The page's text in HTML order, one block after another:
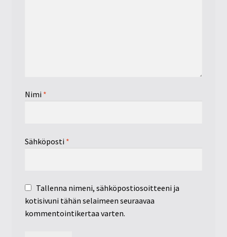
Nimi *
Sähköposti *
Tallenna nimeni, sähköpostiosoitteeni ja
kotisivuni tähän selaimeen seuraavaa
kommentointikertaa varten.